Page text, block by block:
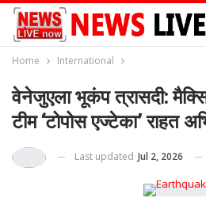
Home International
वेनेजुएला भूकंप त्रासदी:
टीम ‘टोपोस एज्टेका’ राहत
Last updated Jul 2, 2026